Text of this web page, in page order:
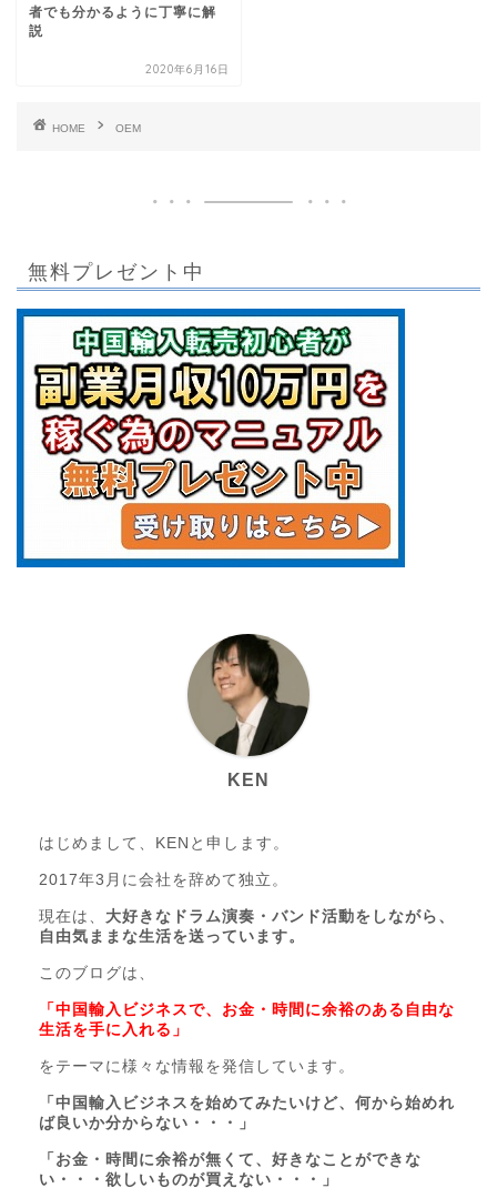
者でも分かるように丁寧に解
説
2020年6月16日
HOME OEM
無料プレゼント中
KEN
はじめまして、KENと申します。
2017年3月に会社を辞めて独立。
現在は、 大好きなドラム演奏・バンド活動をしながら、
自由気ままな生活を送っています。
このブログは、
「中国輸入ビジネスで、お金・時間に余裕のある自由な
生活を手に入れる」
をテーマに様々な情報を発信しています。
「中国輸入ビジネスを始めてみたいけど、何から始めれ
ば良いか分からない・・・」
「お金・時間に余裕が無くて、好きなことができな
い・・・欲しいものが買えない・・・」